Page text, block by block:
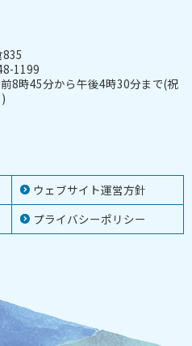
ウェブサイト運営方針
プライバシーポリシー
1199
8時45分から午後4時30分まで(祝